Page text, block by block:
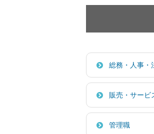
総務・人事・
販売・サービ
管理職